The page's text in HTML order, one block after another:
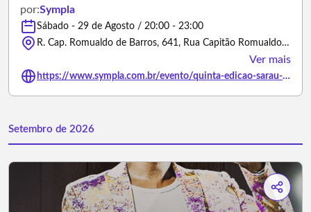
por:Sympla
Sábado - 29 de Agosto / 20:00 - 23:00
R. Cap. Romualdo de Barros, 641, Rua Capitão Romualdo de Barros - Florianópolis/Santa Catarina
Ver mais
https://www.sympla.com.br/evento/quinta-edicao-sarau-poetico-musical-os-sonhos-que-nao-envelhecem-e-suas-re-velacoes/3444325
Setembro de 2026